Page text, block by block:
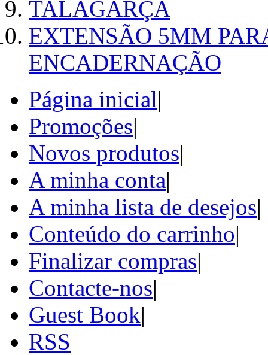
TALAGARÇA
EXTENSÃO 5MM
ENCADERNAÇÃO
Página inicial|
Promoções|
Novos produtos|
A minha conta|
A minha lista de desejos|
Conteúdo do carrinho|
Finalizar compras|
Contacte-nos|
Guest Book|
RSS